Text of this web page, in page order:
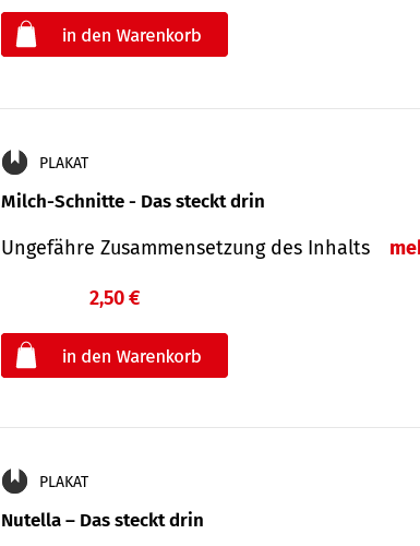
PLAKAT
Milch-Schnitte - Das steckt drin
Ungefähre Zu­sammen­setzung des Inhalts
2,50 €
PLAKAT
Nutella – Das steckt drin